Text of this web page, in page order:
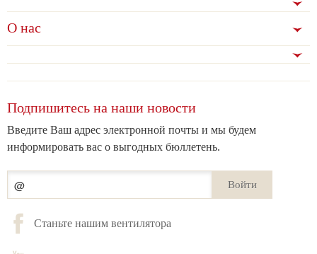
О нас
Подпишитесь на наши новости
Введите Ваш адрес электронной почты и мы будем
информировать вас о выгодных бюллетень.
Войти
Станьте нашим вентилятора